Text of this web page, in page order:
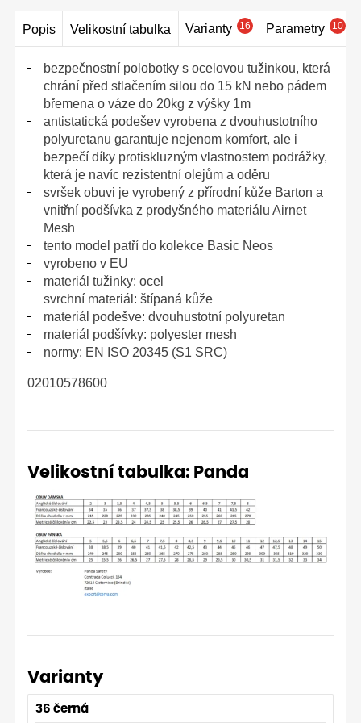
Popis Velikostní tabulka Varianty 16 Parametry 10
bezpečnostní polobotky s ocelovou tužinkou, která
chrání před stlačením silou do 15 kN nebo pádem
břemena o váze do 20kg z výšky 1m
antistatická podešev vyrobena z dvouhustotního
polyuretanu garantuje nejenom komfort, ale i
bezpečí díky protiskluzným vlastnostem podrážky,
která je navíc rezistentní olejům a oděru
svršek obuvi je vyrobený z přírodní kůže Barton a
vnitřní podšívka z prodyšného materiálu Airnet
Mesh
tento model patří do kolekce Basic Neos
vyrobeno v EU
materiál tužinky: ocel
svrchní materiál: štípaná kůže
materiál podešve: dvouhustotní polyuretan
materiál podšívky: polyester mesh
normy: EN ISO 20345 (S1 SRC)
02010578600
Velikostní tabulka: Panda
Varianty
36 černá